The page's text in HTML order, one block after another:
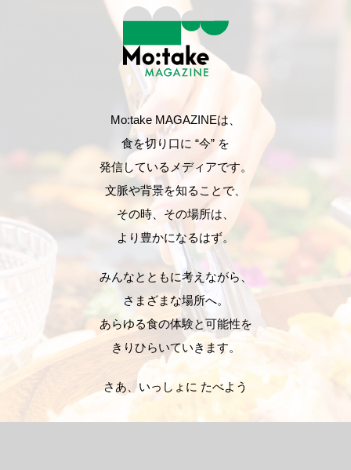
Mo:take MAGAZINEは、
食を切り口に “今” を
発信しているメディアです。
文脈や背景を知ることで、
その時、その場所は、
より豊かになるはず。
みんなとともに考えながら、
さまざまな場所へ。
あらゆる食の体験と可能性を
きりひらいていきます。
さあ、いっしょに たべよう